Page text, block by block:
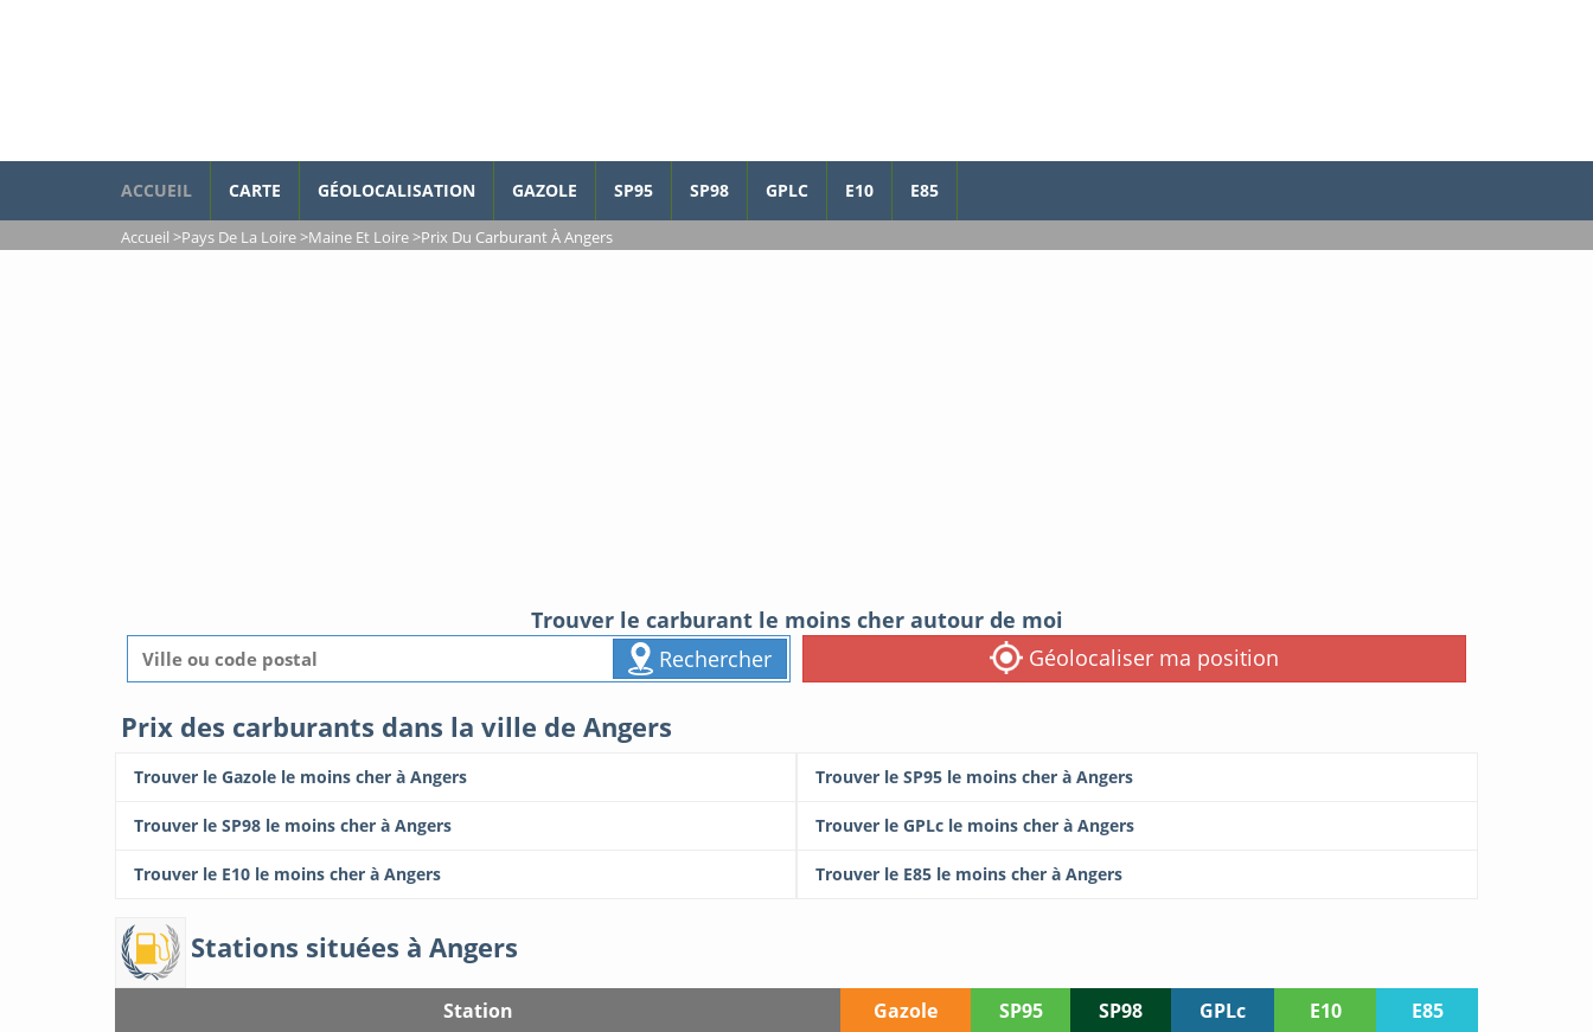
ACCUEIL CARTE GÉOLOCALISATION GAZOLE SP95 SP98 GPLC E10 E85
Accueil >Pays De La Loire>Maine Et Loire>Prix Du Carburant À Angers
Trouver le carburant le moins cher autour de moi
Rechercher
Géolocaliser ma position
Prix des carburants dans la ville de Angers
Trouver le Gazole le moins cher à Angers Trouver le SP95 le moins cher à Angers
Trouver le SP98 le moins cher à Angers Trouver le GPLc le moins cher à Angers
Trouver le E10 le moins cher à Angers Trouver le E85 le moins cher à Angers
Stations situées à Angers
Station Gazole SP95 SP98 GPLc E10
E85